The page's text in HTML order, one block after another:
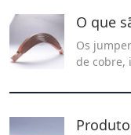
O que
Os
de cobre,
um